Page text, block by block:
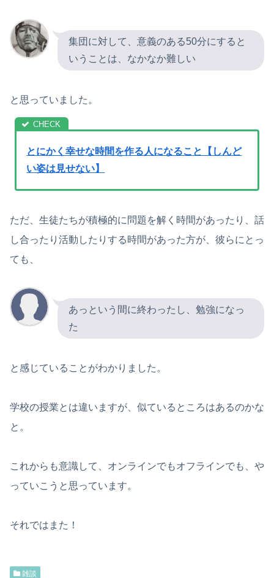
集団に対して、意義のある50分にすると
いうことは、なかなか難しい
と思っていました。
とにかく幸せな時間を作る人になること【しんど
い姿は見せない】
ただ、生徒たちが積極的に問題を解く時間があったり、話
し合ったり活動したりする時間があった方が、彼らにとっ
ても、
あっという間に終わったし、勉強になっ
た
と感じていることがわかりました。
学校の授業とは違いますが、似ているところはあるのかな
と。
これからも意識して、オンラインでもオフラインでも、や
っていこうと思っています。
それではまた！
雑談